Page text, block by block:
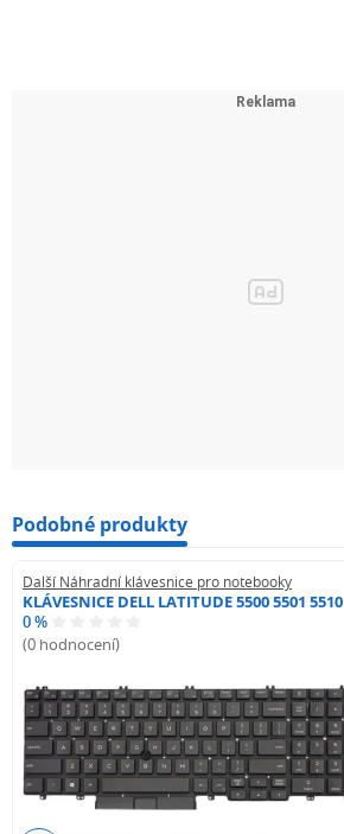
Podobné produkty
Další Náhradní klávesnice pro notebooky
KLÁVESNICE DELL LATITUDE 5500 5501 5510
0 %
(0 hodnocení)